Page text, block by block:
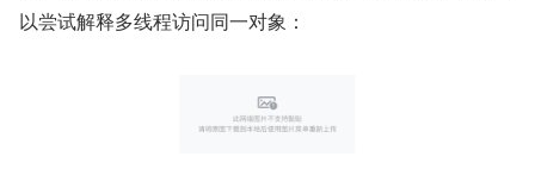
以尝试解释多线程访问同一对象：